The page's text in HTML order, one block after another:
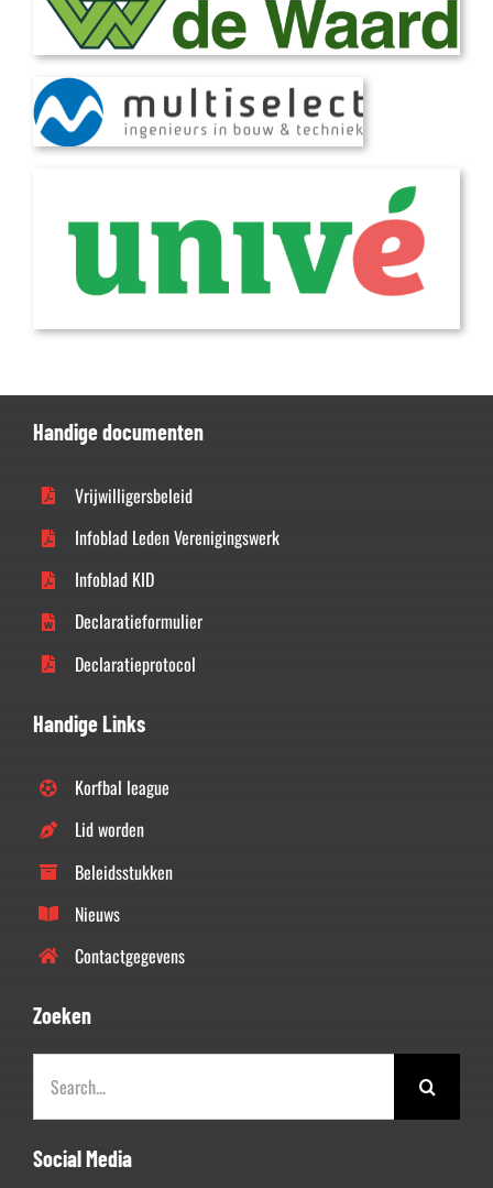
Handige documenten
Vrijwilligersbeleid
Infoblad Leden Verenigingswerk
Infoblad KID
Declaratieformulier
Declaratieprotocol
Handige Links
Korfbal league
Lid worden
Beleidsstukken
Nieuws
Contactgegevens
Zoeken
naar:
Social Media